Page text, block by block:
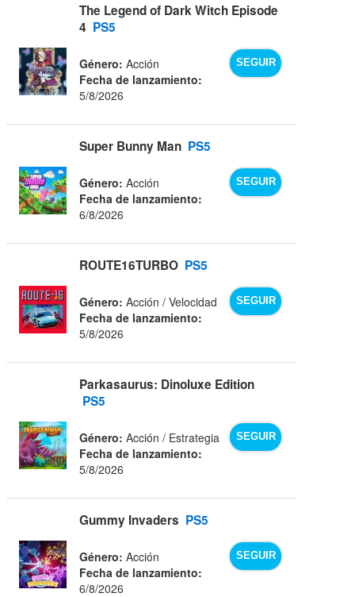
The Legend of Dark Witch Episode
4 PS5
SEGUIR
Género: Acción
Fecha de lanzamiento:
5/8/2026
Super Bunny Man PS5
SEGUIR
Género: Acción
Fecha de lanzamiento:
6/8/2026
ROUTE16TURBO PS5
SEGUIR
Género: Acción / Velocidad
Fecha de lanzamiento:
5/8/2026
Parkasaurus: Dinoluxe Edition
PS5
SEGUIR
Género: Acción / Estrategia
Fecha de lanzamiento:
5/8/2026
Gummy Invaders PS5
SEGUIR
Género: Acción
Fecha de lanzamiento:
6/8/2026